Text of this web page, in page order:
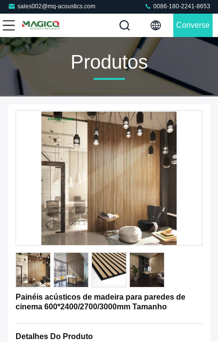
sales002@mq-acoustics.com 0086-180-2241-8653
Converse
Produtos
Painéis acústicos de madeira para paredes de
cinema 600*2400/2700/3000mm Tamanho
Detalhes Do Produto